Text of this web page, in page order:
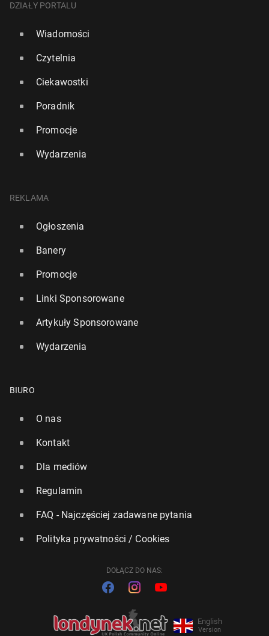
DZIAŁY PORTALU
Wiadomości
Czytelnia
Ciekawostki
Poradnik
Promocje
Wydarzenia
REKLAMA
Ogłoszenia
Banery
Promocje
Linki Sponsorowane
Artykuły Sponsorowane
Wydarzenia
BIURO
O nas
Kontakt
Dla mediów
Regulamin
FAQ - Najczęściej zadawane pytania
Polityka prywatności / Cookies
DOŁĄCZ DO NAS:
English
Version